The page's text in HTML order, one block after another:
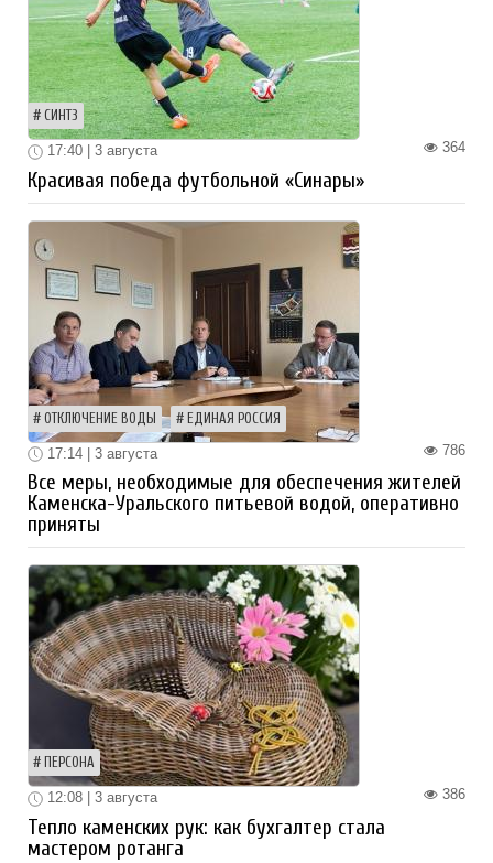
СИНТЗ
364
17:40 | 3 августа
Красивая победа футбольной «Синары»
ОТКЛЮЧЕНИЕ ВОДЫ ЕДИНАЯ РОССИЯ
786
17:14 | 3 августа
Все меры, необходимые для обеспечения жителей
Каменска-Уральского питьевой водой, оперативно
приняты
ПЕРСОНА
386
12:08 | 3 августа
Тепло каменских рук: как бухгалтер стала
мастером ротанга